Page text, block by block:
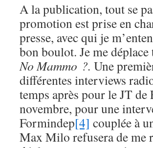
A la publication, tout se
promotion est prise en
presse, avec qui je
bon boulot. Je me
No Mammo ?. Une
différentes interviews
temps après pour le JT
novembre, pour une
Formindep[4] couplée à
Max Milo refusera de me